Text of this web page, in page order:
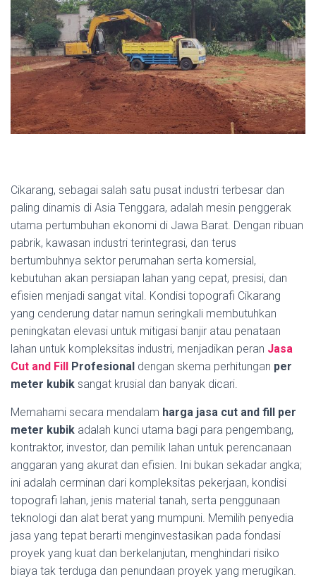
Cikarang, sebagai salah satu pusat industri terbesar dan
paling dinamis di Asia Tenggara, adalah mesin penggerak
utama pertumbuhan ekonomi di Jawa Barat. Dengan ribuan
pabrik, kawasan industri terintegrasi, dan terus
bertumbuhnya sektor perumahan serta komersial,
kebutuhan akan persiapan lahan yang cepat, presisi, dan
efisien menjadi sangat vital. Kondisi topografi Cikarang
yang cenderung datar namun seringkali membutuhkan
peningkatan elevasi untuk mitigasi banjir atau penataan
lahan untuk kompleksitas industri, menjadikan peran Jasa
Cut and Fill
Profesional dengan skema perhitungan per
meter kubik sangat krusial dan banyak dicari.
Memahami secara mendalam harga jasa cut and fill per
meter kubik adalah kunci utama bagi para pengembang,
kontraktor, investor, dan pemilik lahan untuk perencanaan
anggaran yang akurat dan efisien. Ini bukan sekadar angka;
ini adalah cerminan dari kompleksitas pekerjaan, kondisi
topografi lahan, jenis material tanah, serta penggunaan
teknologi dan alat berat yang mumpuni. Memilih penyedia
jasa yang tepat berarti menginvestasikan pada fondasi
proyek yang kuat dan berkelanjutan, menghindari risiko
biaya tak terduga dan penundaan proyek yang merugikan.